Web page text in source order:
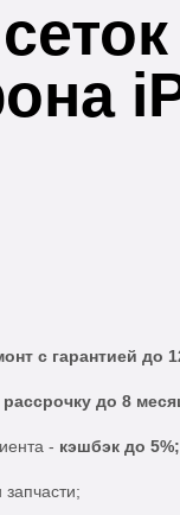
с гарантией до
рассрочку до 8
- кэшбэк до 5%;